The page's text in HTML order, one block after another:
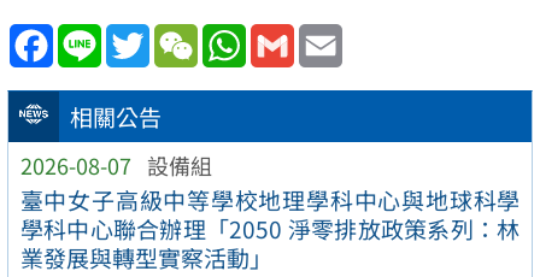
相關公告
2026-08-07 設備組
臺中女子高級中等學校地理學科中心與地球科學
學科中心聯合辦理「2050 淨零排放政策系列：林
業發展與轉型實察活動」
Facebook
Line TwitterWeChatWhatsApp
Gmail